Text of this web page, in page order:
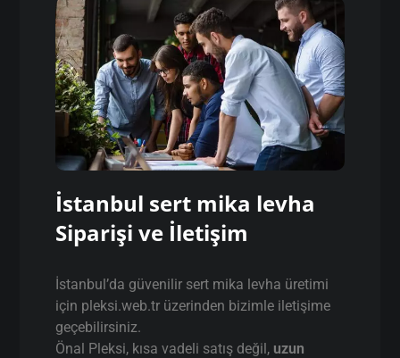
İstanbul sert mika levha
Siparişi ve İletişim
İstanbul’da güvenilir sert mika levha üretimi
için pleksi.web.tr üzerinden bizimle iletişime
geçebilirsiniz.
Önal Pleksi, kısa vadeli satış değil, uzun